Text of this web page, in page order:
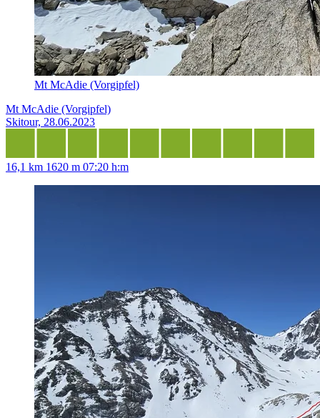
Mt McAdie (Vorgipfel)
Mt McAdie (Vorgipfel)
Skitour, 28.06.2023
16,1 km 1620 m 07:20 h:m